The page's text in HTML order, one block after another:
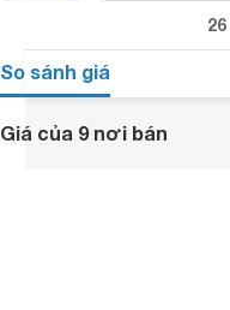
26
So sánh giá
Giá của 9 nơi bán